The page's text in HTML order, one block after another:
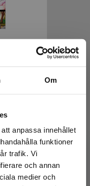
Om
anpassa innehållet
funktioner
trafik. Vi
och annan
medier och